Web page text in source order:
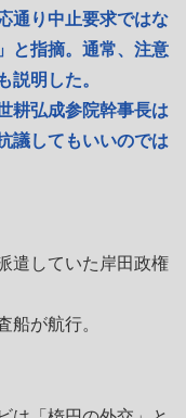
通り中止要求ではな
と指摘。通常、注意
説明した。
耕弘成参院幹事長は
議してもいいのでは
遣していた岸田政権
船が航行。